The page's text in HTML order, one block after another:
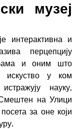
музеј
интерактивна и
перцепцију
и оним што
искуство у ком
науку,
на Улици
за оне који